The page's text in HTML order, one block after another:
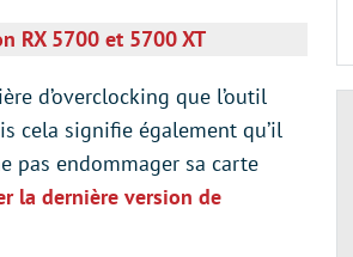
RX 5700 et 5700 XT
d’overclocking que l’outil
cela signifie également qu’il
pas endommager sa carte
la dernière version de